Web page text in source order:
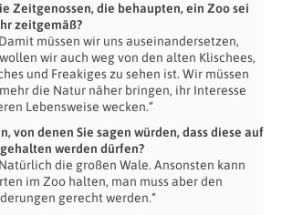
Zeitgenossen, die behaupten, ein Zoo sei
zeitgemäß?
müssen wir uns auseinandersetzen,
wir auch weg von den alten Klischees,
und Freakiges zu sehen ist. Wir müssen
die Natur näher bringen, ihr Interesse
Lebensweise wecken.“
von denen Sie sagen würden, dass diese auf
werden dürfen?
die großen Wale. Ansonsten kann
im Zoo halten, man muss aber den
gerecht werden.“